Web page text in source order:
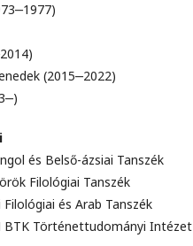
(2015‒2022)
és Belső-ázsiai Tanszék
Filológiai Tanszék
és Arab Tanszék
BTK Történettudományi Intézet